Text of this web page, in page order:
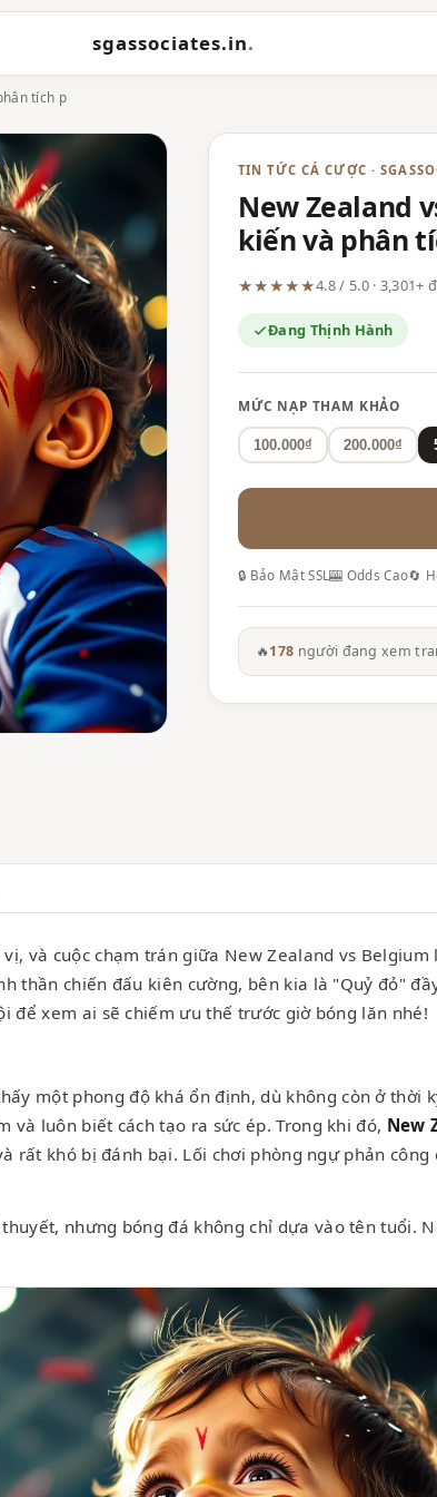
sgassociates.in.
tích p
TIN TỨC CÁ CƯỢC ·
New Zealand
kiến và phân
★★★★★4.8 / 5.0 ·
Đang Thịnh Hành
MỨC NẠP THAM KHẢO
100.000₫ 200.000₫
🔒 Bảo Mật SSL🎰 Odds Cao🔄
🔥178 người đang xem
và cuộc chạm trán giữa New Zealand vs
thần chiến đấu kiên cường, bên kia là "Quỷ đỏ"
để xem ai sẽ chiếm ưu thế trước giờ bóng lăn nhé!
một phong độ khá ổn định, dù không còn ở thời
luôn biết cách tạo ra sức ép. Trong khi đó, New
rất khó bị đánh bại. Lối chơi phòng ngự phản
nhưng bóng đá không chỉ dựa vào tên tuổi.